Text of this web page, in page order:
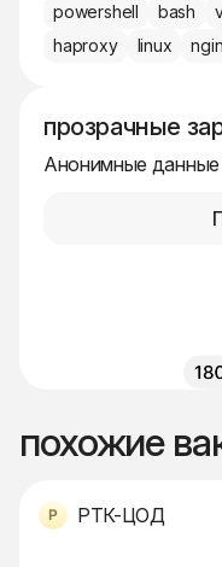
powershell
bash
haproxy
linux
прозрачные
Анонимные данные
похожие
РТК-ЦОД